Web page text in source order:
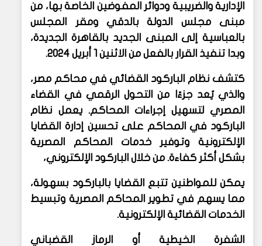
الإدارية والضريبية ودوائر المفوضين الخاصة بها، من
مبنى مجلس الدولة بالدقي ومقر المجلس
بالعباسية إلى المبنى الجديد بالقاهرة الجديدة،
وبدا تنفيذ القرار بالفعل من الاثنين 1 أبريل 2024
.
كتشف نظام الباركود القضائي في محاكم مصر،
والذي يُعد جزءًا من التحول الرقمي في القضاء
المصري لتسهيل إجراءات المحاكم. يعمل نظام
الباركود في المحاكم على تحسين إدارة القضايا
الإلكترونية وتوفير خدمات المحاكم المصرية
بشكل أكثر كفاءة. من خلال الباركود الإلكتروني،
يمكن للمواطنين تتبع القضايا بالباركود بسهولة،
مما يسهم في تطوير المحاكم المصرية وتبسيط
الخدمات القضائية الإلكترونية.
الشفرة الخيطية أو الرماز القضباني